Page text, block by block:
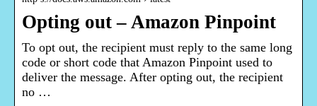
Opting out – Amazon Pinpoint
To opt out, the recipient must reply to the same long
code or short code that Amazon Pinpoint used to
deliver the message. After opting out, the recipient
no …